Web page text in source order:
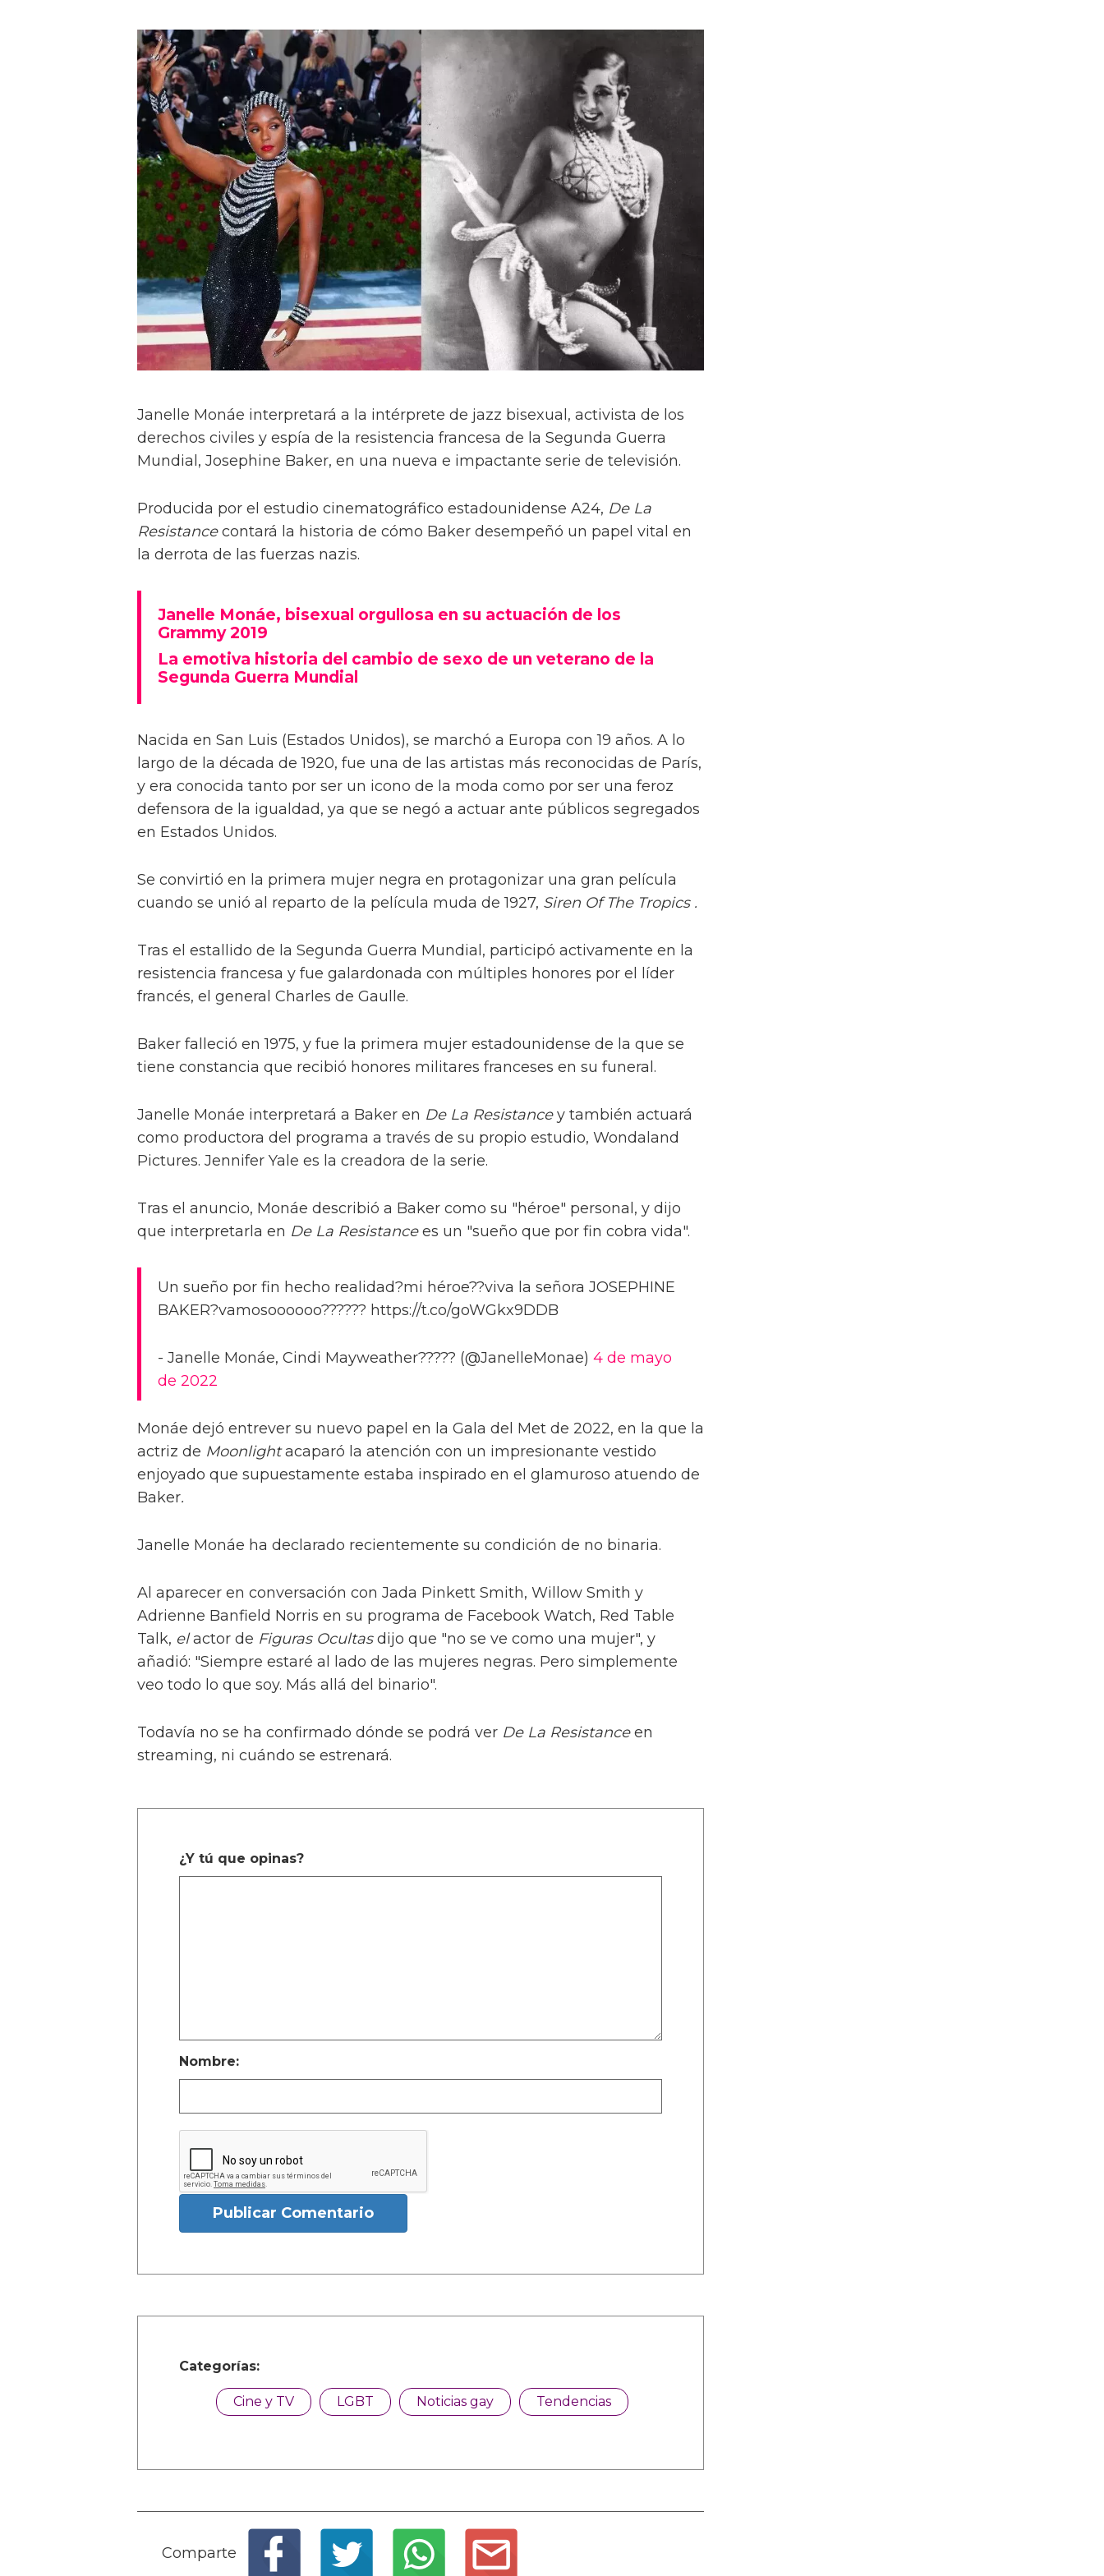
Janelle Monáe interpretará a la intérprete de jazz bisexual, activista de los
derechos civiles y espía de la resistencia francesa de la Segunda Guerra
Mundial, Josephine Baker, en una nueva e impactante serie de televisión.
Producida por el estudio cinematográfico estadounidense A24, De La
Resistancecontará la historia de cómo Baker desempeñó un papel vital en
la derrota de las fuerzas nazis.
Janelle Monáe, bisexual orgullosa en su actuación de los
Grammy 2019
La emotiva historia del cambio de sexo de un veterano de la
Segunda Guerra Mundial
Nacida en San Luis (Estados Unidos), se marchó a Europa con 19 años. A lo
largo de la década de 1920, fue una de las artistas más reconocidas de París,
y era conocida tanto por ser un icono de la moda como por ser una feroz
defensora de la igualdad, ya que se negó a actuar ante públicos segregados
en Estados Unidos.
Se convirtió en la primera mujer negra en protagonizar una gran película
cuando se unió al reparto de la película muda de 1927, Siren Of The Tropics .
Tras el estallido de la Segunda Guerra Mundial, participó activamente en la
resistencia francesa y fue galardonada con múltiples honores por el líder
francés, el general Charles de Gaulle.
Baker falleció en 1975, y fue la primera mujer estadounidense de la que se
tiene constancia que recibió honores militares franceses en su funeral.
Janelle Monáe interpretará a Baker en De La Resistancey también actuará
como productora del programa a través de su propio estudio, Wondaland
Pictures. Jennifer Yale es la creadora de la serie.
Tras el anuncio, Monáe describió a Baker como su "héroe" personal, y dijo
que interpretarla en De La Resistancees un "sueño que por fin cobra vida".
Un sueño por fin hecho realidad?mi héroe??viva la señora JOSEPHINE
BAKER?vamosoooooo?????? https://t.co/goWGkx9DDB
- Janelle Monáe, Cindi Mayweather????? (@JanelleMonae) 4 de mayo
de 2022
Monáe dejó entrever su nuevo papel en la Gala del Met de 2022, en la que la
actriz de Moonlightacaparó la atención con un impresionante vestido
enjoyado que supuestamente estaba inspirado en el glamuroso atuendo de
Baker.
Janelle Monáe ha declarado recientemente su condición de no binaria.
Al aparecer en conversación con Jada Pinkett Smith, Willow Smith y
Adrienne Banfield Norris en su programa de Facebook Watch, Red Table
Talk, elactor de Figuras Ocultasdijo que "no se ve como una mujer", y
añadió: "Siempre estaré al lado de las mujeres negras. Pero simplemente
veo todo lo que soy. Más allá del binario".
Todavía no se ha confirmado dónde se podrá ver De La Resistanceen
streaming, ni cuándo se estrenará.
¿Y tú que opinas?
Nombre:
Publicar Comentario
Categorías:
Cine y TV LGBT Noticias gay Tendencias
Comparte